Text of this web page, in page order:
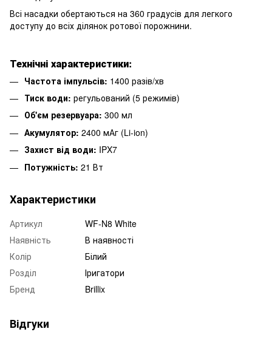
Всі насадки обертаються на 360 градусів для легкого
доступу до всіх ділянок ротової порожнини.
Технічні характеристики:
Частота імпульсів: 1400 разів/хв
Тиск води: регульований (5 режимів)
Об'єм резервуара: 300 мл
Акумулятор: 2400 мАг (Li-ion)
Захист від води: IPX7
Потужність: 21 Вт
Характеристики
Артикул
WF-N8 White
Наявність
В наявності
Колір
Білий
Розділ
Іригатори
Бренд
Brillix
Відгуки